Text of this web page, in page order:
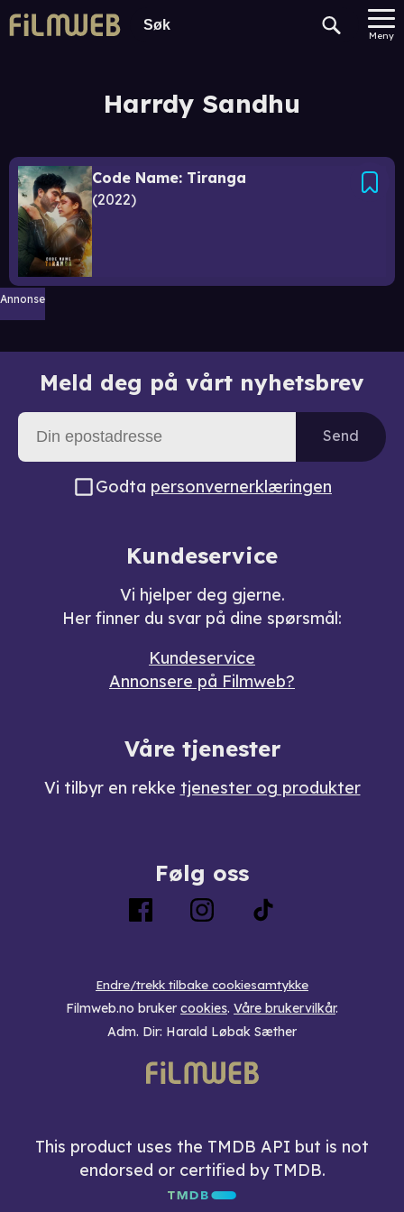
Meny
Harrdy Sandhu
Code Name: Tiranga
2022
Annonse
Meld deg på vårt nyhetsbrev
Send
Godta personvernerklæringen
Kundeservice
Vi hjelper deg gjerne.
Her finner du svar på dine spørsmål:
Kundeservice
Annonsere på Filmweb?
Våre tjenester
Vi tilbyr en rekke tjenester og produkter
Følg oss
Endre/trekk tilbake cookiesamtykke
Filmweb.no bruker cookies. Våre brukervilkår.
Adm. Dir: Harald Løbak Sæther
This product uses the TMDB API but is not
endorsed or certified by TMDB.